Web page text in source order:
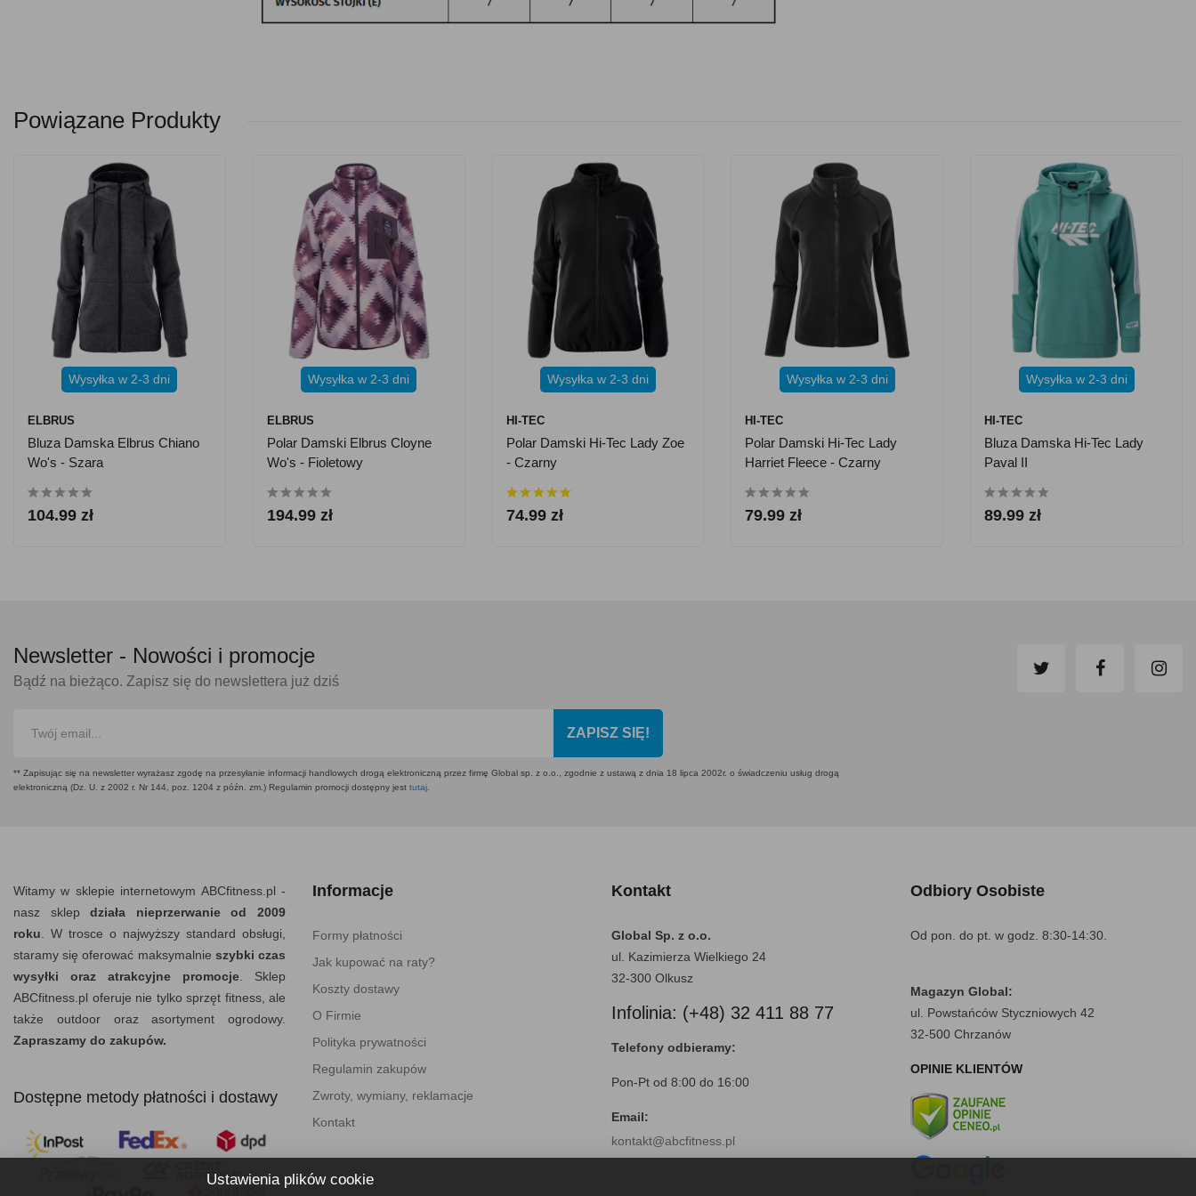
Powiązane Produkty
Wysyłka w 2-3 dni
ELBRUS
Bluza Damska Elbrus Chiano
Wo's - Szara
104.99 zł
Wysyłka w 2-3 dni
ELBRUS
Polar Damski Elbrus Cloyne
Wo's - Fioletowy
194.99 zł
Wysyłka w 2-3 dni
HI-TEC
Polar Damski Hi-Tec Lady Zoe
- Czarny
74.99 zł
Wysyłka w 2-3 dni
HI-TEC
Polar Damski Hi-Tec Lady
Harriet Fleece - Czarny
79.99 zł
Wysyłka w 2-3 dni
HI-TEC
Bluza Damska Hi-Tec Lady
Paval II
89.99 zł
Newsletter - Nowości i promocje
Bądź na bieżąco. Zapisz się do newslettera już dziś
ZAPISZ SIĘ!
** Zapisując się na newsletter wyrażasz zgodę na przesyłanie informacji handlowych drogą elektroniczną przez firmę Global sp. z o.o., zgodnie z ustawą z dnia 18 lipca 2002r. o świadczeniu usług drogą
elektroniczną (Dz. U. z 2002 r. Nr 144, poz. 1204 z późn. zm.) Regulamin promocji dostępny jest tutaj.
Witamy w sklepie internetowym ABCfitness.pl -
nasz sklepdziała nieprzerwanie od 2009
roku. W trosce o najwyższy standard obsługi,
staramy się oferować maksymalnie szybki czas
wysyłki oraz atrakcyjne promocje. Sklep
ABCfitness.pl oferuje nie tylko sprzęt fitness, ale
także outdoor oraz asortyment ogrodowy.
Zapraszamy do zakupów.
Dostępne metody płatności i dostawy
Informacje
Formy płatności
Jak kupować na raty?
Koszty dostawy
O Firmie
Polityka prywatności
Regulamin zakupów
Zwroty, wymiany, reklamacje
Kontakt
Kontakt
Global Sp. z o.o.
ul. Kazimierza Wielkiego 24
32-300 Olkusz
Infolinia: (+48) 32 411 88 77
Telefony odbieramy:
Pon-Pt od 8:00 do 16:00
Email:
kontakt@abcfitness.pl
Odbiory Osobiste
Od pon. do pt. w godz. 8:30-14:30.
Magazyn Global:
ul. Powstańców Styczniowych 42
32-500 Chrzanów
OPINIE KLIENTÓW
Ustawienia plików cookie